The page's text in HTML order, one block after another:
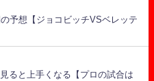
予想【ジョコビッチVSベレッテ
ると上手くなる【プロの試合は